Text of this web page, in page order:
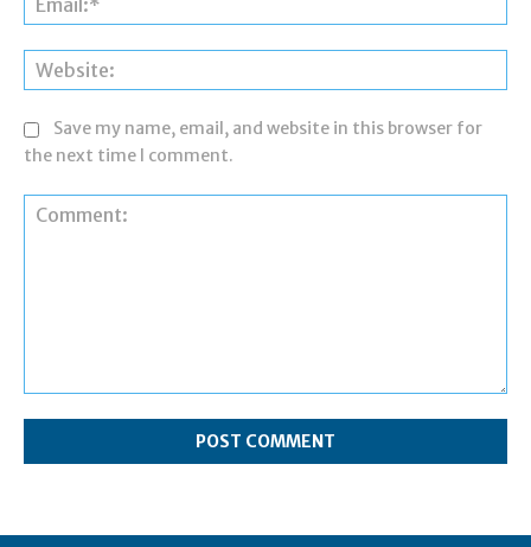
Save my name, email, and website in this browser for
the next time I comment.